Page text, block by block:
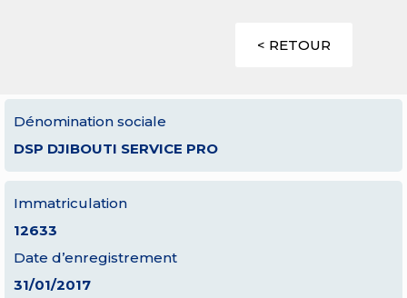
< RETOUR
Dénomination sociale
DSP DJIBOUTI SERVICE PRO
Immatriculation
12633
Date d’enregistrement
31/01/2017